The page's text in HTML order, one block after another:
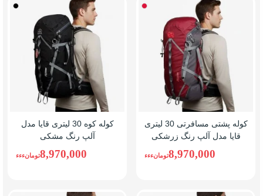
زرشکی
کوله پشتی مسافرتی 30 لیتری
قایا مدل آلپ رنگ زرشکی
8,970,000تومانءءء
کوله کوه 30 لیتری قایا مدل
آلپ رنگ مشکی
8,970,000تومانءءء